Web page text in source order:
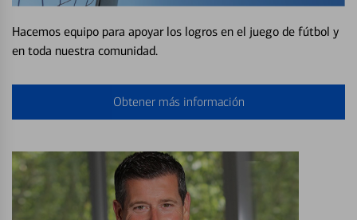
Hacemos equipo para apoyar los logros en el juego de fútbol y
en toda nuestra comunidad.
Obtener más información